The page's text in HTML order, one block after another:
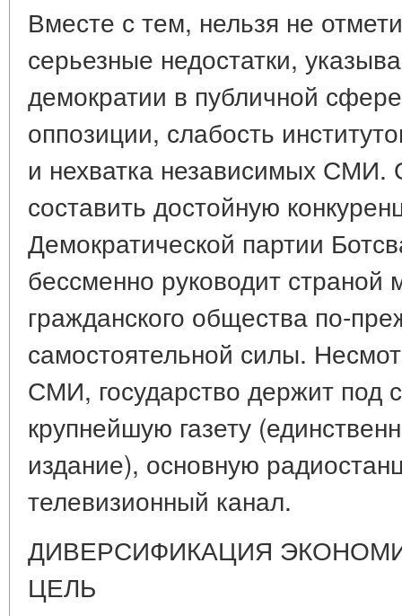
Вместе с тем, нельзя не
серьезные недостатки,
демократии в публичной
оппозиции, слабость
и нехватка независимых СМИ.
составить достойную
Демократической партии
бессменно руководит страной
гражданского общества по-
самостоятельной силы.
СМИ, государство держит под
крупнейшую газету
издание), основную
телевизионный канал.
ДИВЕРСИФИКАЦИЯ
ЦЕЛЬ